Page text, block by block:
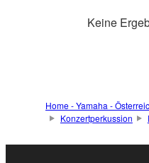
Keine
Home - Yamaha -
Konzertperkussion